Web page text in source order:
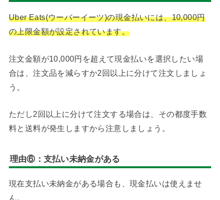
Uber Eats(ウーバーイーツ)の現金払いには、10,000円
の上限金額が設定されています。
注文金額が10,000円を超えて現金払いを選択したい場
合は、注文品を減らすか2回以上に分けて注文しましょ
う。
ただし2回以上に分けて注文する場合は、その都度手数
料と送料が発生しますから注意しましょう。
理由⑥：支払い未納金がある
現在支払い未納金がある場合も、現金払いは使えませ
ん。